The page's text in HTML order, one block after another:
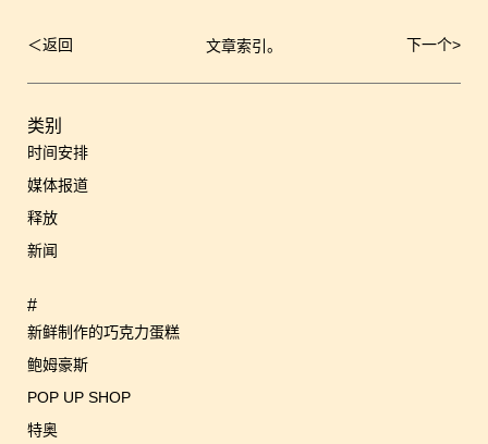
文章索引。
文
航
＜返回 下一个>
类别
时间安排
媒体报道
释放
新闻
#
新鲜制作的巧克力蛋糕
鲍姆豪斯
POP UP SHOP
特奥